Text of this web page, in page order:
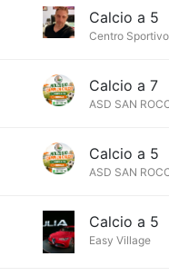
Calcio a 5
Centro
Calcio a 7
ASD SAN
Calcio a 5
ASD SAN
Calcio a 5
Easy Village